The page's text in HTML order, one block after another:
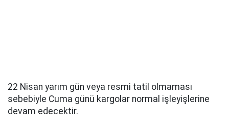
22 Nisan yarım gün veya resmi tatil olmaması
sebebiyle Cuma günü kargolar normal işleyişlerine
devam edecektir.